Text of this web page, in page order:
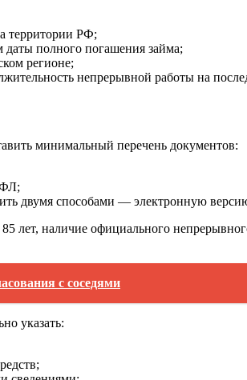
территории РФ;
даты полного погашения займа;
регионе;
непрерывной работы на
минимальный перечень документов:
двумя способами ― электронную
лет, наличие официального
с соседями
указать: